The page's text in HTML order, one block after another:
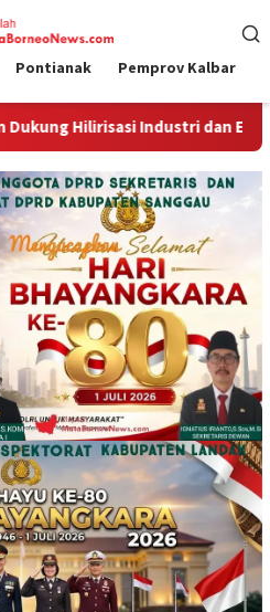
Pontianak Pemprov Kalbar
dan Ekspor Alumina